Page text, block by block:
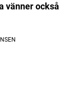
vänner också